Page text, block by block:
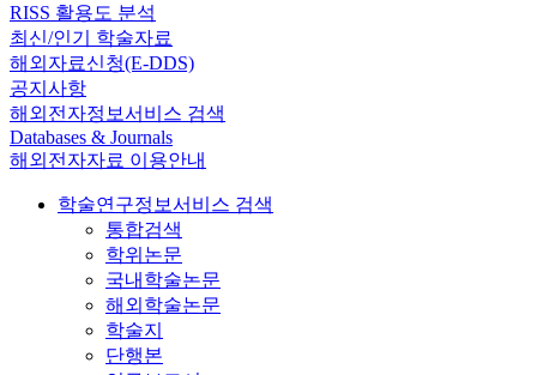
RISS 활용도 분석
최신/인기 학술자료
해외자료신청(E-DDS)
공지사항
해외전자정보서비스 검색
Databases & Journals
해외전자자료 이용안내
학술연구정보서비스 검색
통합검색
학위논문
국내학술논문
해외학술논문
학술지
단행본